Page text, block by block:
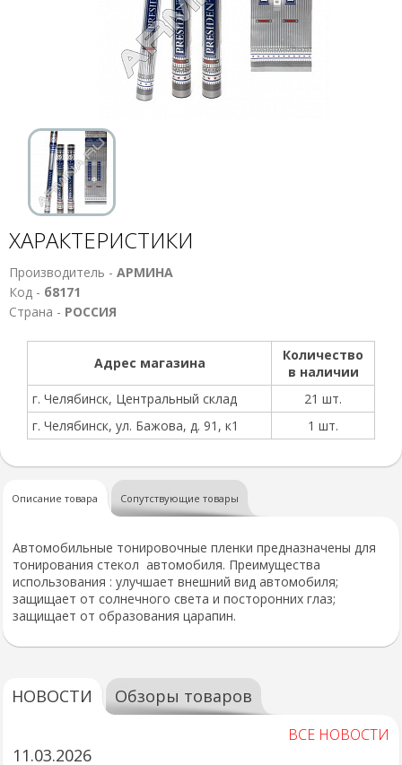
ХАРАКТЕРИСТИКИ
Производитель - АРМИНА
Код - б8171
Страна - РОССИЯ
Адрес магазина
Количество
в наличии
г. Челябинск, Центральный склад
21 шт.
г. Челябинск, ул. Бажова, д. 91, к1
1 шт.
Описание товара Сопутствующие товары
Автомобильные тонировочные пленки предназначены для
тонирования стекол автомобиля. Преимущества
использования : улучшает внешний вид автомобиля;
защищает от солнечного света и посторонних глаз;
защищает от образования царапин.
НОВОСТИ Обзоры товаров
ВСЕ НОВОСТИ
11.03.2026